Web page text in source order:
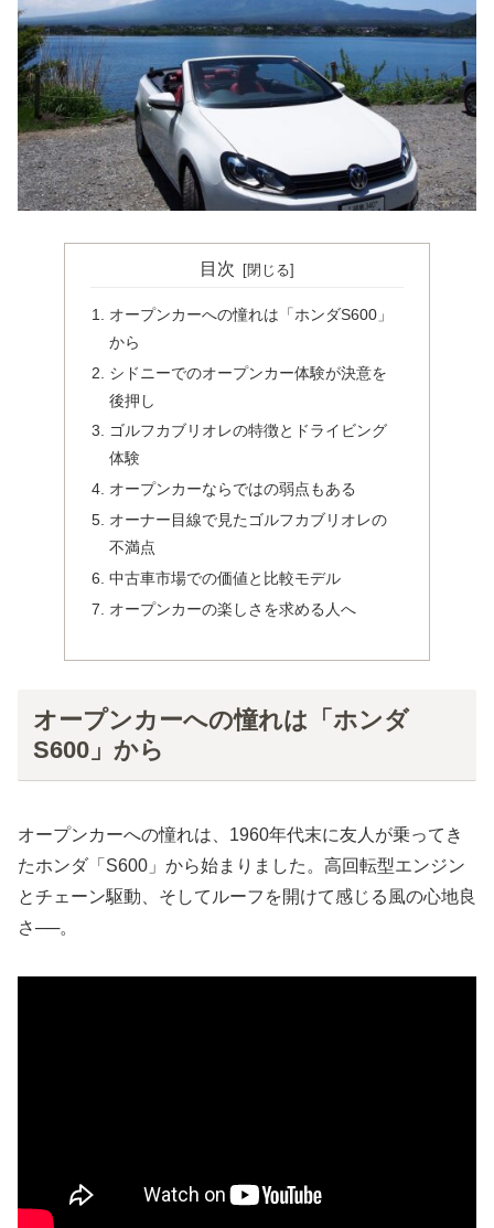
目次
オープンカーへの憧れは「ホンダS600」
から
シドニーでのオープンカー体験が決意を
後押し
ゴルフカブリオレの特徴とドライビング
体験
オープンカーならではの弱点もある
オーナー目線で見たゴルフカブリオレの
不満点
中古車市場での価値と比較モデル
オープンカーの楽しさを求める人へ
オープンカーへの憧れは「ホンダ
S600」から
オープンカーへの憧れは、1960年代末に友人が乗ってき
たホンダ「S600」から始まりました。高回転型エンジン
とチェーン駆動、そしてルーフを開けて感じる風の心地良
さ──。